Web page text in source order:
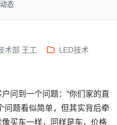
态
术部 王工
LED技术
问到一个问题：“你们家的直
问题看似简单，但其实背后牵
买车一样，同样是车，价格